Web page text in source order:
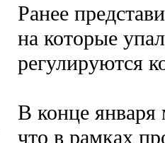
Ранее
на которые
регулируются
В конце января
что в рамках